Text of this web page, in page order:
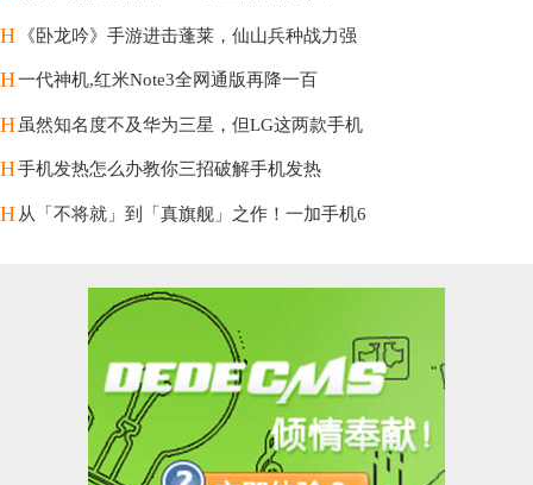
H 《卧龙吟》手游进击蓬莱，仙山兵种战力强
H一代神机,红米Note3全网通版再降一百
H虽然知名度不及华为三星，但LG这两款手机
H手机发热怎么办教你三招破解手机发热
H 从「不将就」到「真旗舰」之作！一加手机6